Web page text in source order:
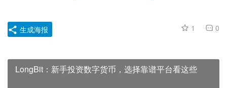
1 0
生成海报
LongBit：新手投资数字货币，选择靠谱平台看这些